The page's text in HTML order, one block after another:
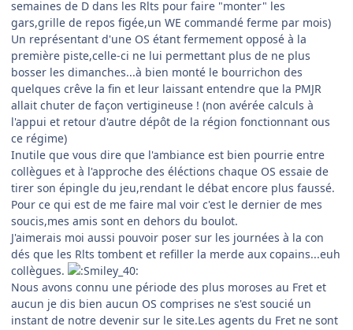
semaines de D dans les Rlts pour faire "monter" les
gars,grille de repos figée,un WE commandé ferme par mois)
Un représentant d'une OS étant fermement opposé à la
première piste,celle-ci ne lui permettant plus de ne plus
bosser les dimanches...à bien monté le bourrichon des
quelques crêve la fin et leur laissant entendre que la PMJR
allait chuter de façon vertigineuse ! (non avérée calculs à
l'appui et retour d'autre dépôt de la région fonctionnant ous
ce régime)
Inutile que vous dire que l'ambiance est bien pourrie entre
collègues et à l'approche des éléctions chaque OS essaie de
tirer son épingle du jeu,rendant le débat encore plus faussé.
Pour ce qui est de me faire mal voir c'est le dernier de mes
soucis,mes amis sont en dehors du boulot.
J'aimerais moi aussi pouvoir poser sur les journées à la con
dés que les Rlts tombent et refiller la merde aux copains...euh
collègues.
Nous avons connu une période des plus moroses au Fret et
aucun je dis bien aucun OS comprises ne s'est soucié un
instant de notre devenir sur le site.Les agents du Fret ne sont